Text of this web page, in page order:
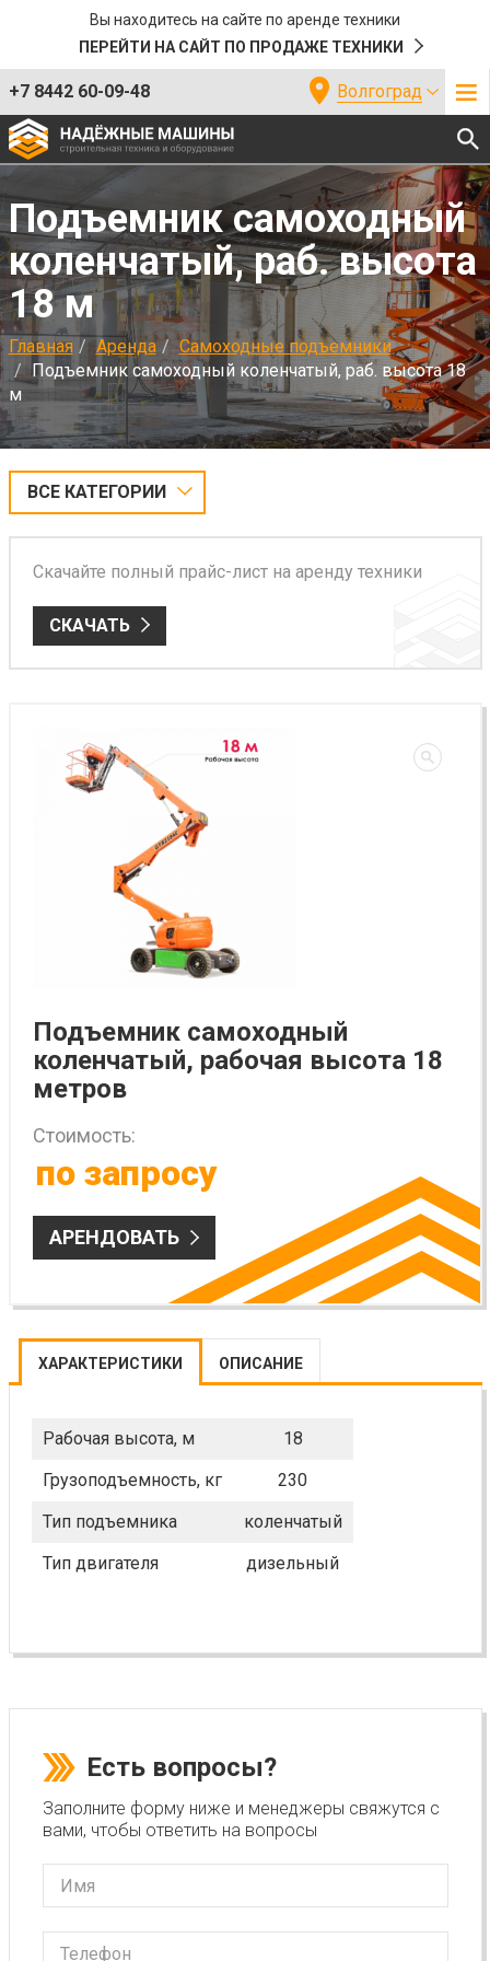
Вы находитесь на сайте по аренде техники
ПЕРЕЙТИ НА САЙТ ПО ПРОДАЖЕ ТЕХНИКИ
+7 8442 60-09-48 Волгоград
Подъемник самоходный
коленчатый, раб. высота
18 м
Главная Аренда
Самоходные подъемники
Подъемник самоходный коленчатый, раб. высота 18
м
ВСЕ КАТЕГОРИИ
Скачайте полный прайс-лист на аренду техники
СКАЧАТЬ
Подъемник самоходный
коленчатый, рабочая высота 18
метров
Стоимость:
по запросу
АРЕНДОВАТЬ
ХАРАКТЕРИСТИКИ ОПИСАНИЕ
Рабочая высота, м
18
Грузоподъемность, кг
230
Тип подъемника
коленчатый
Тип двигателя
дизельный
Есть вопросы?
Заполните форму ниже и менеджеры свяжутся с
вами, чтобы ответить на вопросы